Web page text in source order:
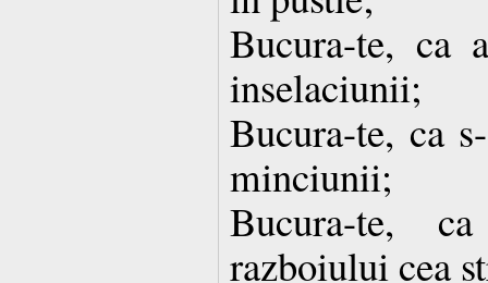
Bucura-te, ca
inselaciunii;
Bucura-te, ca
minciunii;
Bucura-te,
razboiului cea